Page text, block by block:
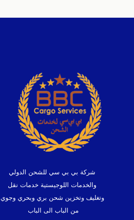
شركة بي بي سي للشحن الدولي
والخدمات اللوجيستية خدمات نقل
وتغليف وتخزين شحن بري وبحري وجوي
من الباب الى الباب